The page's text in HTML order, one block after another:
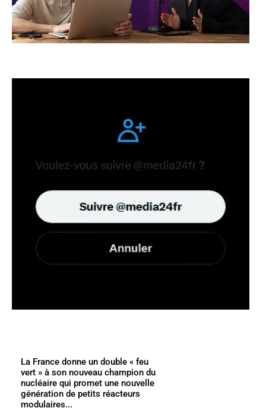
La France donne un double « feu
vert » à son nouveau champion du
nucléaire qui promet une nouvelle
génération de petits réacteurs
modulaires...